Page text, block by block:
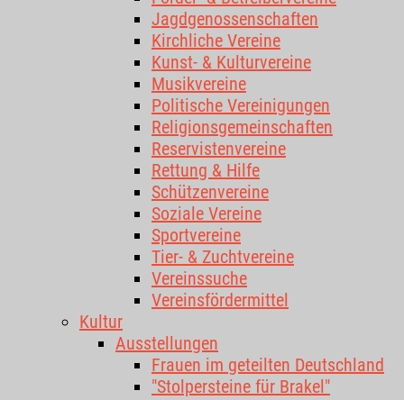
Jagdgenossenschaften
Kirchliche Vereine
Kunst- & Kulturvereine
Musikvereine
Politische Vereinigungen
Religionsgemeinschaften
Reservistenvereine
Rettung & Hilfe
Schützenvereine
Soziale Vereine
Sportvereine
Tier- & Zuchtvereine
Vereinssuche
Vereinsfördermittel
Kultur
Ausstellungen
Frauen im geteilten Deutschland
"Stolpersteine für Brakel"